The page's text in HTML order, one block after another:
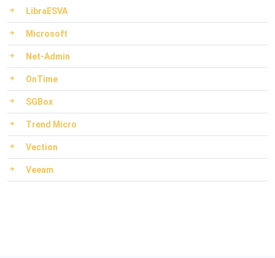
LibraESVA
Microsoft
Net-Admin
OnTime
SGBox
Trend Micro
Vection
Veeam